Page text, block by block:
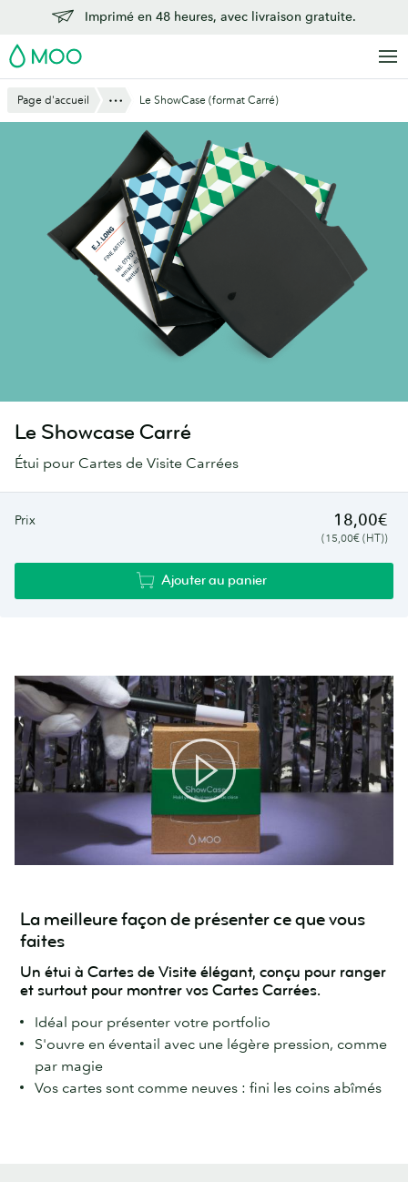
contenu
principal
Imprimé en 48 heures, avec livraison gratuite.
MOO
Page d'accueil Montre Tout
Le ShowCase (format Carré)
Le Showcase Carré
Étui pour Cartes de Visite Carrées
Prix 18,00€
(15,00€ (HT))
Ajouter au panier
La meilleure façon de présenter ce que vous
faites
Un étui à Cartes de Visite élégant, conçu pour ranger
et surtout pour montrer vos Cartes Carrées.
Idéal pour présenter votre portfolio
S'ouvre en éventail avec une légère pression, comme
par magie
Vos cartes sont comme neuves : fini les coins abîmés